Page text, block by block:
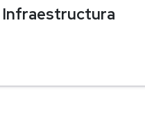
Infraestructura